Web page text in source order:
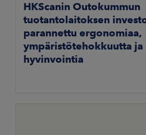
HKScanin Outokummun
tuotantolaitoksen
parannettu ergonomiaa,
ympäristötehokkuutta ja
hyvinvointia